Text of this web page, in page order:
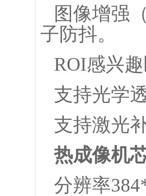
图像增强
子防抖。
ROI感兴
支持光学
支持激光
热成像机
分辨率